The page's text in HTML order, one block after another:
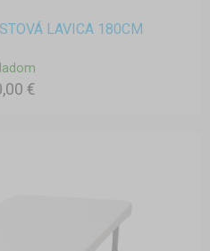
LAVICA 180CM
€